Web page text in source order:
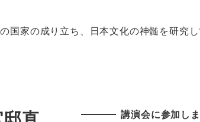
家の成り立ち、日本文化の神髄を研究し
講演会に参加し